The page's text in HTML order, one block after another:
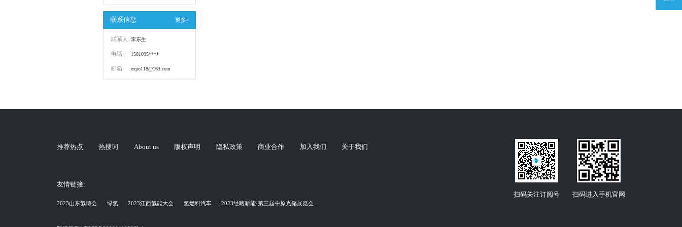
联系信息 更多>
联系人: 李东生
电话: 1581095****
邮箱: expo118@163.com
推荐热点 热搜词 About us 版权声明 隐私政策 商业合作 加入我们 关于我们
友情链接:
2023山东氢博会 绿氢 2023江西氢能大会 氢燃料汽车 2023经略新能·第三届中原光储展览会
扫码关注订阅号 扫码进入手机官网